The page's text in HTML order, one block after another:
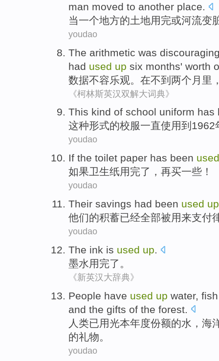
man moved to another place.
当一个地方的土地用完或河流变
youdao
The arithmetic was
had used up six months' worth
数据不容乐观 。 在不到 两个 月 里
《柯林斯英汉双解大词典》
This kind of school uniform has
这种形式的校服一直使用到 1962
youdao
If the toilet paper has been
如果卫生纸用完了， 再买一些 ！
youdao
Their savings had been used up
他们的积蓄已经全部被用来支付
youdao
The ink is used up.
墨水用完了。
《新英汉大辞典》
People have used up water, fish
and the gifts of the forest
人类已用光本年度份额的水 ， 海
的礼物 。
youdao